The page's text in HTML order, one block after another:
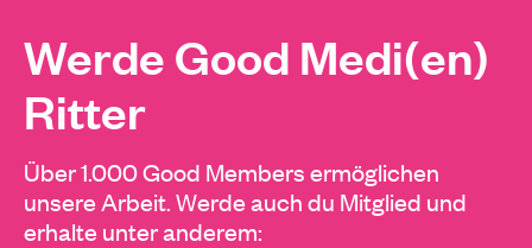
Werde Good Medi(en)
Ritter
Über 1.000 Good Members ermöglichen
unsere Arbeit. Werde auch du Mitglied und
erhalte unter anderem: